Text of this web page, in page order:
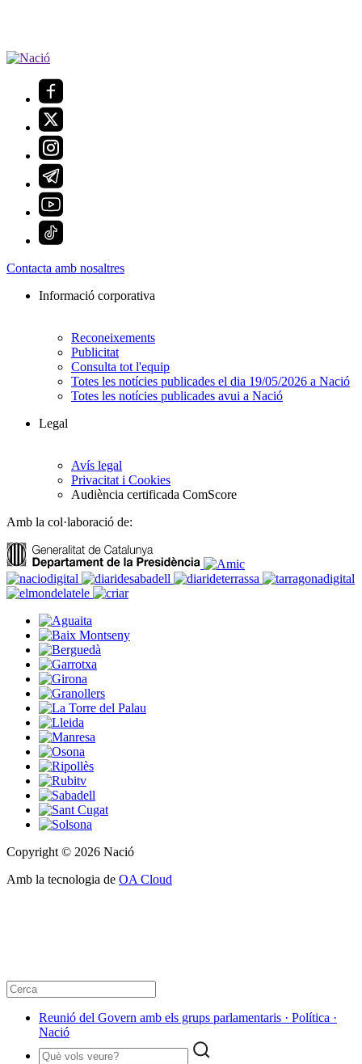
Contacta amb nosaltres
Informació corporativa
Reconeixements
Publicitat
Consulta tot l'equip
Totes les notícies publicades el dia 19/05/2026 a Nació
Totes les notícies publicades avui a Nació
Legal
Avís legal
Privacitat i Cookies
Audiència certificada ComScore
Amb la col·laboració de:
Copyright © 2026 Nació
Amb la tecnologia de OA Cloud
Reunió del Govern amb els grups parlamentaris · Política ·
Nació